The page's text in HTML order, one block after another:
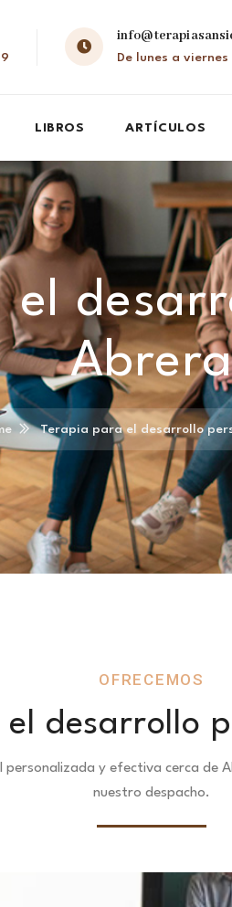
De lunes a viernes
LIBROS ARTÍCULOS
el
Terapia para el desarrollo
OFRECEMOS
desarrollo
y efectiva cerca de
nuestro despacho.